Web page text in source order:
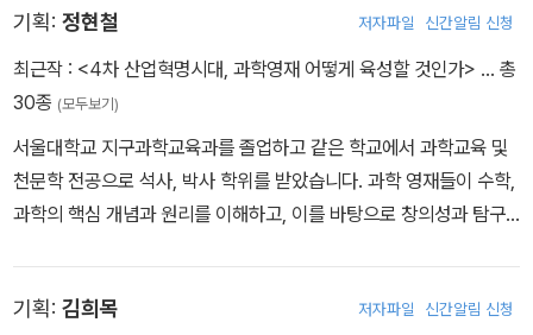
기획: 정현철 저자파일 신간알림 신청
최근작 : <4차 산업혁명시대, 과학영재 어떻게 육성할 것인가> … 총
30종 (모두보기)
서울대학교 지구과학교육과를 졸업하고 같은 학교에서 과학교육 및
천문학 전공으로 석사, 박사 학위를 받았습니다. 과학 영재들이 수학,
과학의 핵심 개념과 원리를 이해하고, 이를 바탕으로 창의성과 탐구
기획: 김희목 저자파일 신간알림 신청